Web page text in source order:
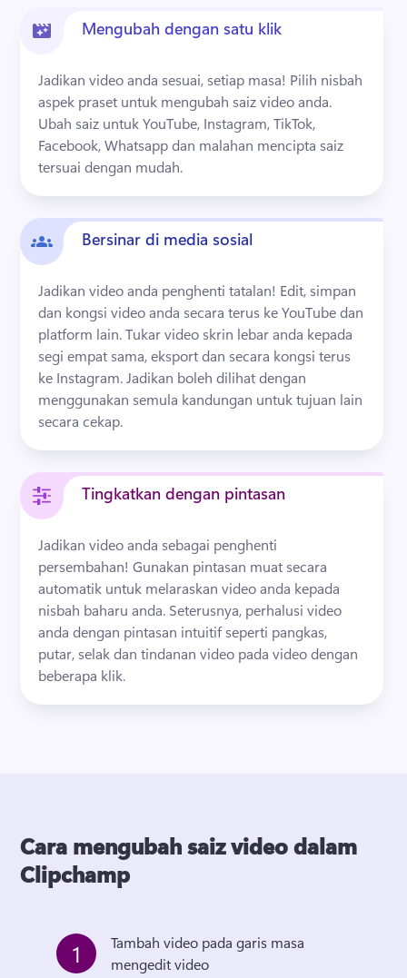
Mengubah dengan satu klik
Jadikan video anda sesuai, setiap masa! Pilih nisbah
aspek praset untuk mengubah saiz video anda.
Ubah saiz untuk YouTube, Instagram, TikTok,
Facebook, Whatsapp dan malahan mencipta saiz
tersuai dengan mudah.
Bersinar di media sosial
Jadikan video anda penghenti tatalan! Edit, simpan
dan kongsi video anda secara terus ke YouTube dan
platform lain. Tukar video skrin lebar anda kepada
segi empat sama, eksport dan secara kongsi terus
ke Instagram. Jadikan boleh dilihat dengan
menggunakan semula kandungan untuk tujuan lain
secara cekap.
Tingkatkan dengan pintasan
Jadikan video anda sebagai penghenti
persembahan! Gunakan pintasan muat secara
automatik untuk melaraskan video anda kepada
nisbah baharu anda. Seterusnya, perhalusi video
anda dengan pintasan intuitif seperti pangkas,
putar, selak dan tindanan video pada video dengan
beberapa klik.
Cara mengubah saiz video dalam
Clipchamp
1
Tambah video pada garis masa
mengedit video